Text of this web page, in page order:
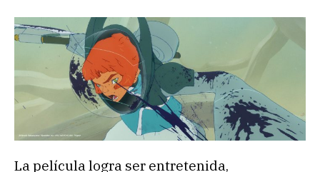
La película logra ser entretenida,